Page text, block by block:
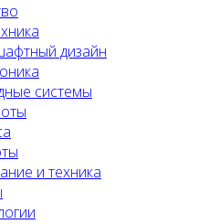
дизайн
системы
и техника